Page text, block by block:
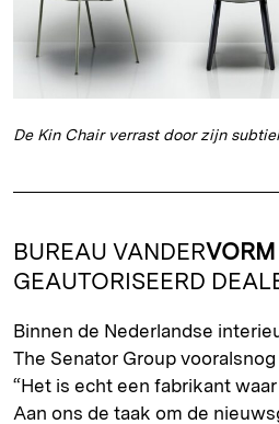
De Kin Chair verrast door zijn
BUREAU VANDERVORM
GEAUTORISEERD
Binnen de Nederlandse
The Senator Group
“Het is echt een fabrikant
Aan ons de taak om de